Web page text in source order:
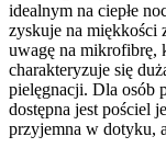
idealnym na ciepłe
zyskuje na miękkości
uwagę na mikrofibrę,
charakteryzuje się
pielęgnacji. Dla osób
dostępna jest pościel
przyjemna w dotyku,